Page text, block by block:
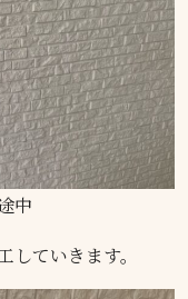
中
ていきます。